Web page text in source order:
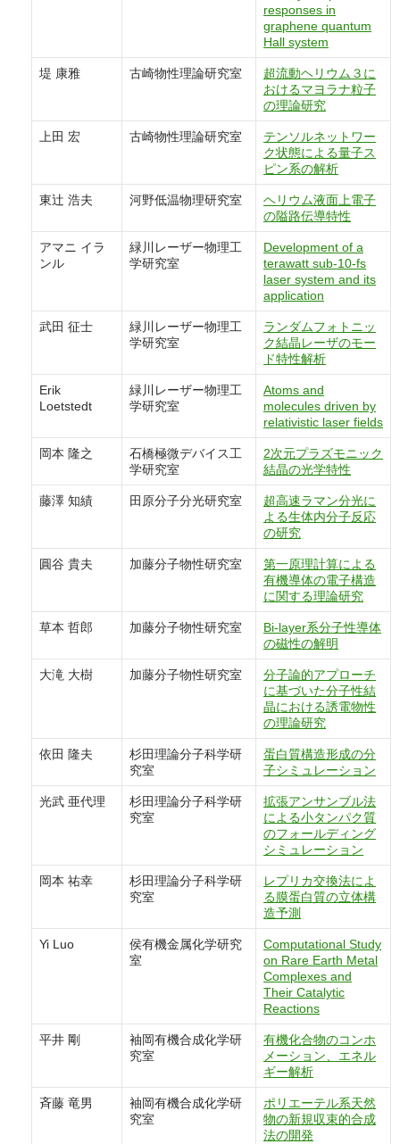
responses in
graphene quantum
Hall system
堤 康雅 古崎物性理論研究室
超流動ヘリウム３に
おけるマヨラナ粒子
の理論研究
上田 宏 古崎物性理論研究室
テンソルネットワー
ク状態による量子ス
ピン系の解析
東辻 浩夫 河野低温物理研究室
ヘリウム液面上電子
の隘路伝導特性
アマニ イラ
ンル
緑川レーザー物理工
学研究室
Development of a
terawatt sub-10-fs
laser system and its
application
武田 征士
緑川レーザー物理工
学研究室
ランダムフォトニッ
ク結晶レーザのモー
ド特性解析
Erik
Loetstedt
緑川レーザー物理工
学研究室
Atoms and
molecules driven by
relativistic laser fields
岡本 隆之
石橋極微デバイス工
学研究室
2次元プラズモニック
結晶の光学特性
藤澤 知績 田原分子分光研究室
超高速ラマン分光に
よる生体内分子反応
の研究
圓谷 貴夫 加藤分子物性研究室
第一原理計算による
有機導体の電子構造
に関する理論研究
草本 哲郎 加藤分子物性研究室
Bi-layer系分子性導体
の磁性の解明
大滝 大樹 加藤分子物性研究室
分子論的アプローチ
に基づいた分子性結
晶における誘電物性
の理論研究
依田 隆夫
杉田理論分子科学研
究室
蛋白質構造形成の分
子シミュレーション
光武 亜代理
杉田理論分子科学研
究室
拡張アンサンブル法
による小タンパク質
のフォールディング
シミュレーション
岡本 祐幸
杉田理論分子科学研
究室
レプリカ交換法によ
る膜蛋白質の立体構
造予測
Yi Luo
侯有機金属化学研究
室
Computational Study
on Rare Earth Metal
Complexes and
Their Catalytic
Reactions
平井 剛
袖岡有機合成化学研
究室
有機化合物のコンホ
メーション、エネル
ギー解析
斉藤 竜男
袖岡有機合成化学研
究室
ポリエーテル系天然
物の新規収束的合成
法の開発